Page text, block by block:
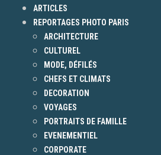
ARTICLES
REPORTAGES PHOTO PARIS
ARCHITECTURE
CULTUREL
MODE, DÉFILÉS
CHEFS ET CLIMATS
DECORATION
VOYAGES
PORTRAITS DE FAMILLE
EVENEMENTIEL
CORPORATE